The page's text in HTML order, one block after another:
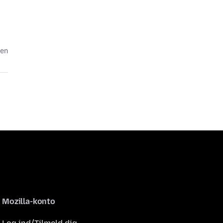
Mozilla-konto